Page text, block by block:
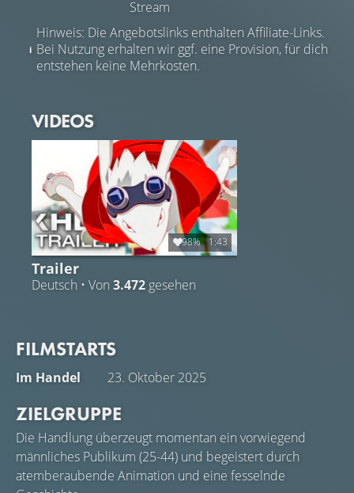
Stream
Hinweis: Die Angebotslinks enthalten Affiliate-Links.
Bei Nutzung erhalten wir ggf. eine Provision, für dich
entstehen keine Mehrkosten.
VIDEOS
98% 1:43
Trailer
Deutsch • Von 3.472 gesehen
FILMSTARTS
Im Handel 23. Oktober 2025
ZIELGRUPPE
Die Handlung überzeugt momentan ein vorwiegend
männliches Publikum (25-44) und begeistert durch
atemberaubende Animation und eine fesselnde